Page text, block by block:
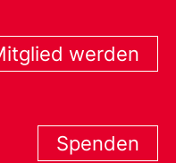
werden
Spenden